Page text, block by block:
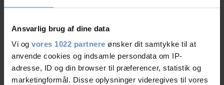
Ansvarlig brug af dine data
Vi og vores 1022 partnere ønsker dit samtykke til at
anvende cookies og indsamle persondata om IP-
adresse, ID og din browser til præferencer, statistik og
marketingformål. Disse oplysninger videregives til vores
Dhami
Familie med børn, DK
28.Jul.2026
10,00 ud af 10